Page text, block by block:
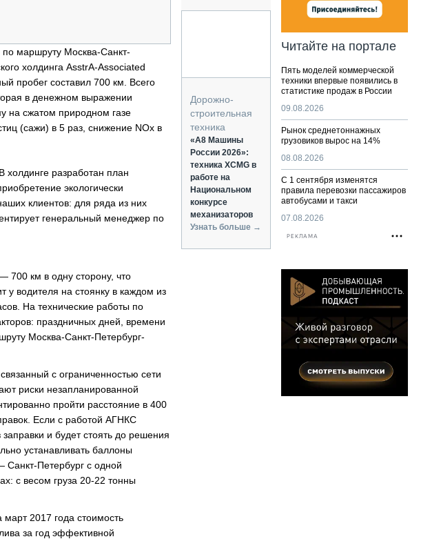
ЛОГИСТИКА И СКЛАД
АВТОМАТИЗАЦИЯ И ТЕХНОЛОГИИ
по маршруту Москва-Санкт-
холдинга AsstrA-Associated
пробег составил 700 км. Всего
в денежном выражении
на сжатом природном газе
(сажи) в 5 раз, снижение NOх в
разработан план
экологически
клиентов: для ряда из них
генеральный менеджер по
700 км в одну сторону, что
у водителя на стоянку в каждом из
На технические работы по
праздничных дней, времени
Москва-Санкт-Петербург-
с ограниченностью сети
риски незапланированной
пройти расстояние в 400
Если с работой АГНКС
и будет стоять до решения
устанавливать баллоны
Санкт-Петербург с одной
с весом груза 20-22 тонны
2017 года стоимость
за год эффективной
Дорожно-
строительная
техника
«А8 Машины
России 2026»:
техника XCMG в
работе на
Национальном
конкурсе
механизаторов
Узнать больше →
Читайте на портале
Пять моделей коммерческой
техники впервые появились в
статистике продаж в России
09.08.2026
Рынок среднетоннажных
грузовиков вырос на 14%
08.08.2026
С 1 сентября изменятся
правила перевозки пассажиров
автобусами и такси
07.08.2026
РЕКЛАМА